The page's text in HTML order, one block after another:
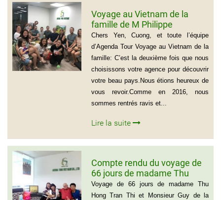
Voyage au Vietnam de la
famille de M Philippe
GROGNET
Chers Yen, Cuong, et toute l’équipe
d’Agenda Tour Voyage au Vietnam de la
famille: C’est la deuxième fois que nous
choisissons votre agence pour découvrir
votre beau pays.Nous étions heureux de
vous revoir.Comme en 2016, nous
sommes rentrés ravis et...
Lire la suite
Compte rendu du voyage de
66 jours de madame Thu
Hong Tran Thi et Monsieur
Guy de la Boursodière
Voyage de 66 jours de madame Thu
Hong Tran Thi et Monsieur Guy de la